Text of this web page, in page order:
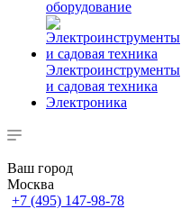
оборудование
Электроинструменты
и садовая техника
Электроника
Ваш город
Москва
+7 (495) 147-98-78